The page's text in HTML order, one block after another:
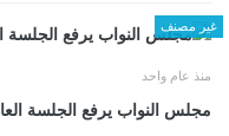
غير مصنف
منذ عام واحد
مجلس النواب يرفع الجلسة